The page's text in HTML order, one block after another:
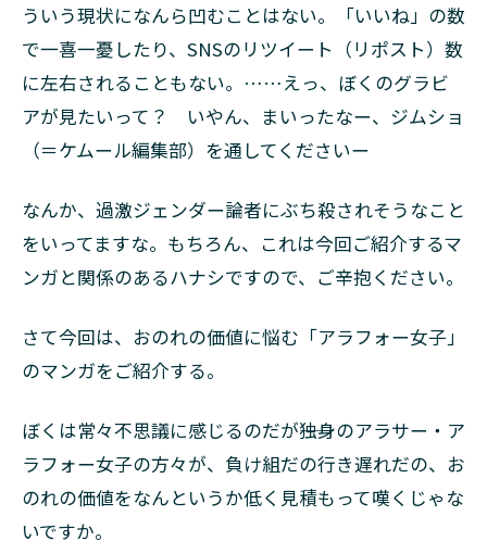
巻＞
第二
部：
～破
コミ
ック
ス3
～4
巻＞
7
部：
～呪
コミ
ック
ス5
～6
ういう現状になんら凹むことはない。「いいね」の数
で一喜一憂したり、SNSのリツイート（リポスト）数
に左右されることもない。……えっ、ぼくのグラビ
アが見たいって？ いやん、まいったなー、ジムショ
（＝ケムール編集部）を通してくださいー
なんか、過激ジェンダー論者にぶち殺されそうなこと
をいってますな。もちろん、これは今回ご紹介するマ
ンガと関係のあるハナシですので、ご辛抱ください。
さて今回は、おのれの価値に悩む「アラフォー女子」
のマンガをご紹介する。
ぼくは常々不思議に感じるのだが――独身のアラサー・ア
ラフォー女子の方々が、負け組だの行き遅れだの、お
のれの価値をなんというか低く見積もって嘆くじゃな
いですか。